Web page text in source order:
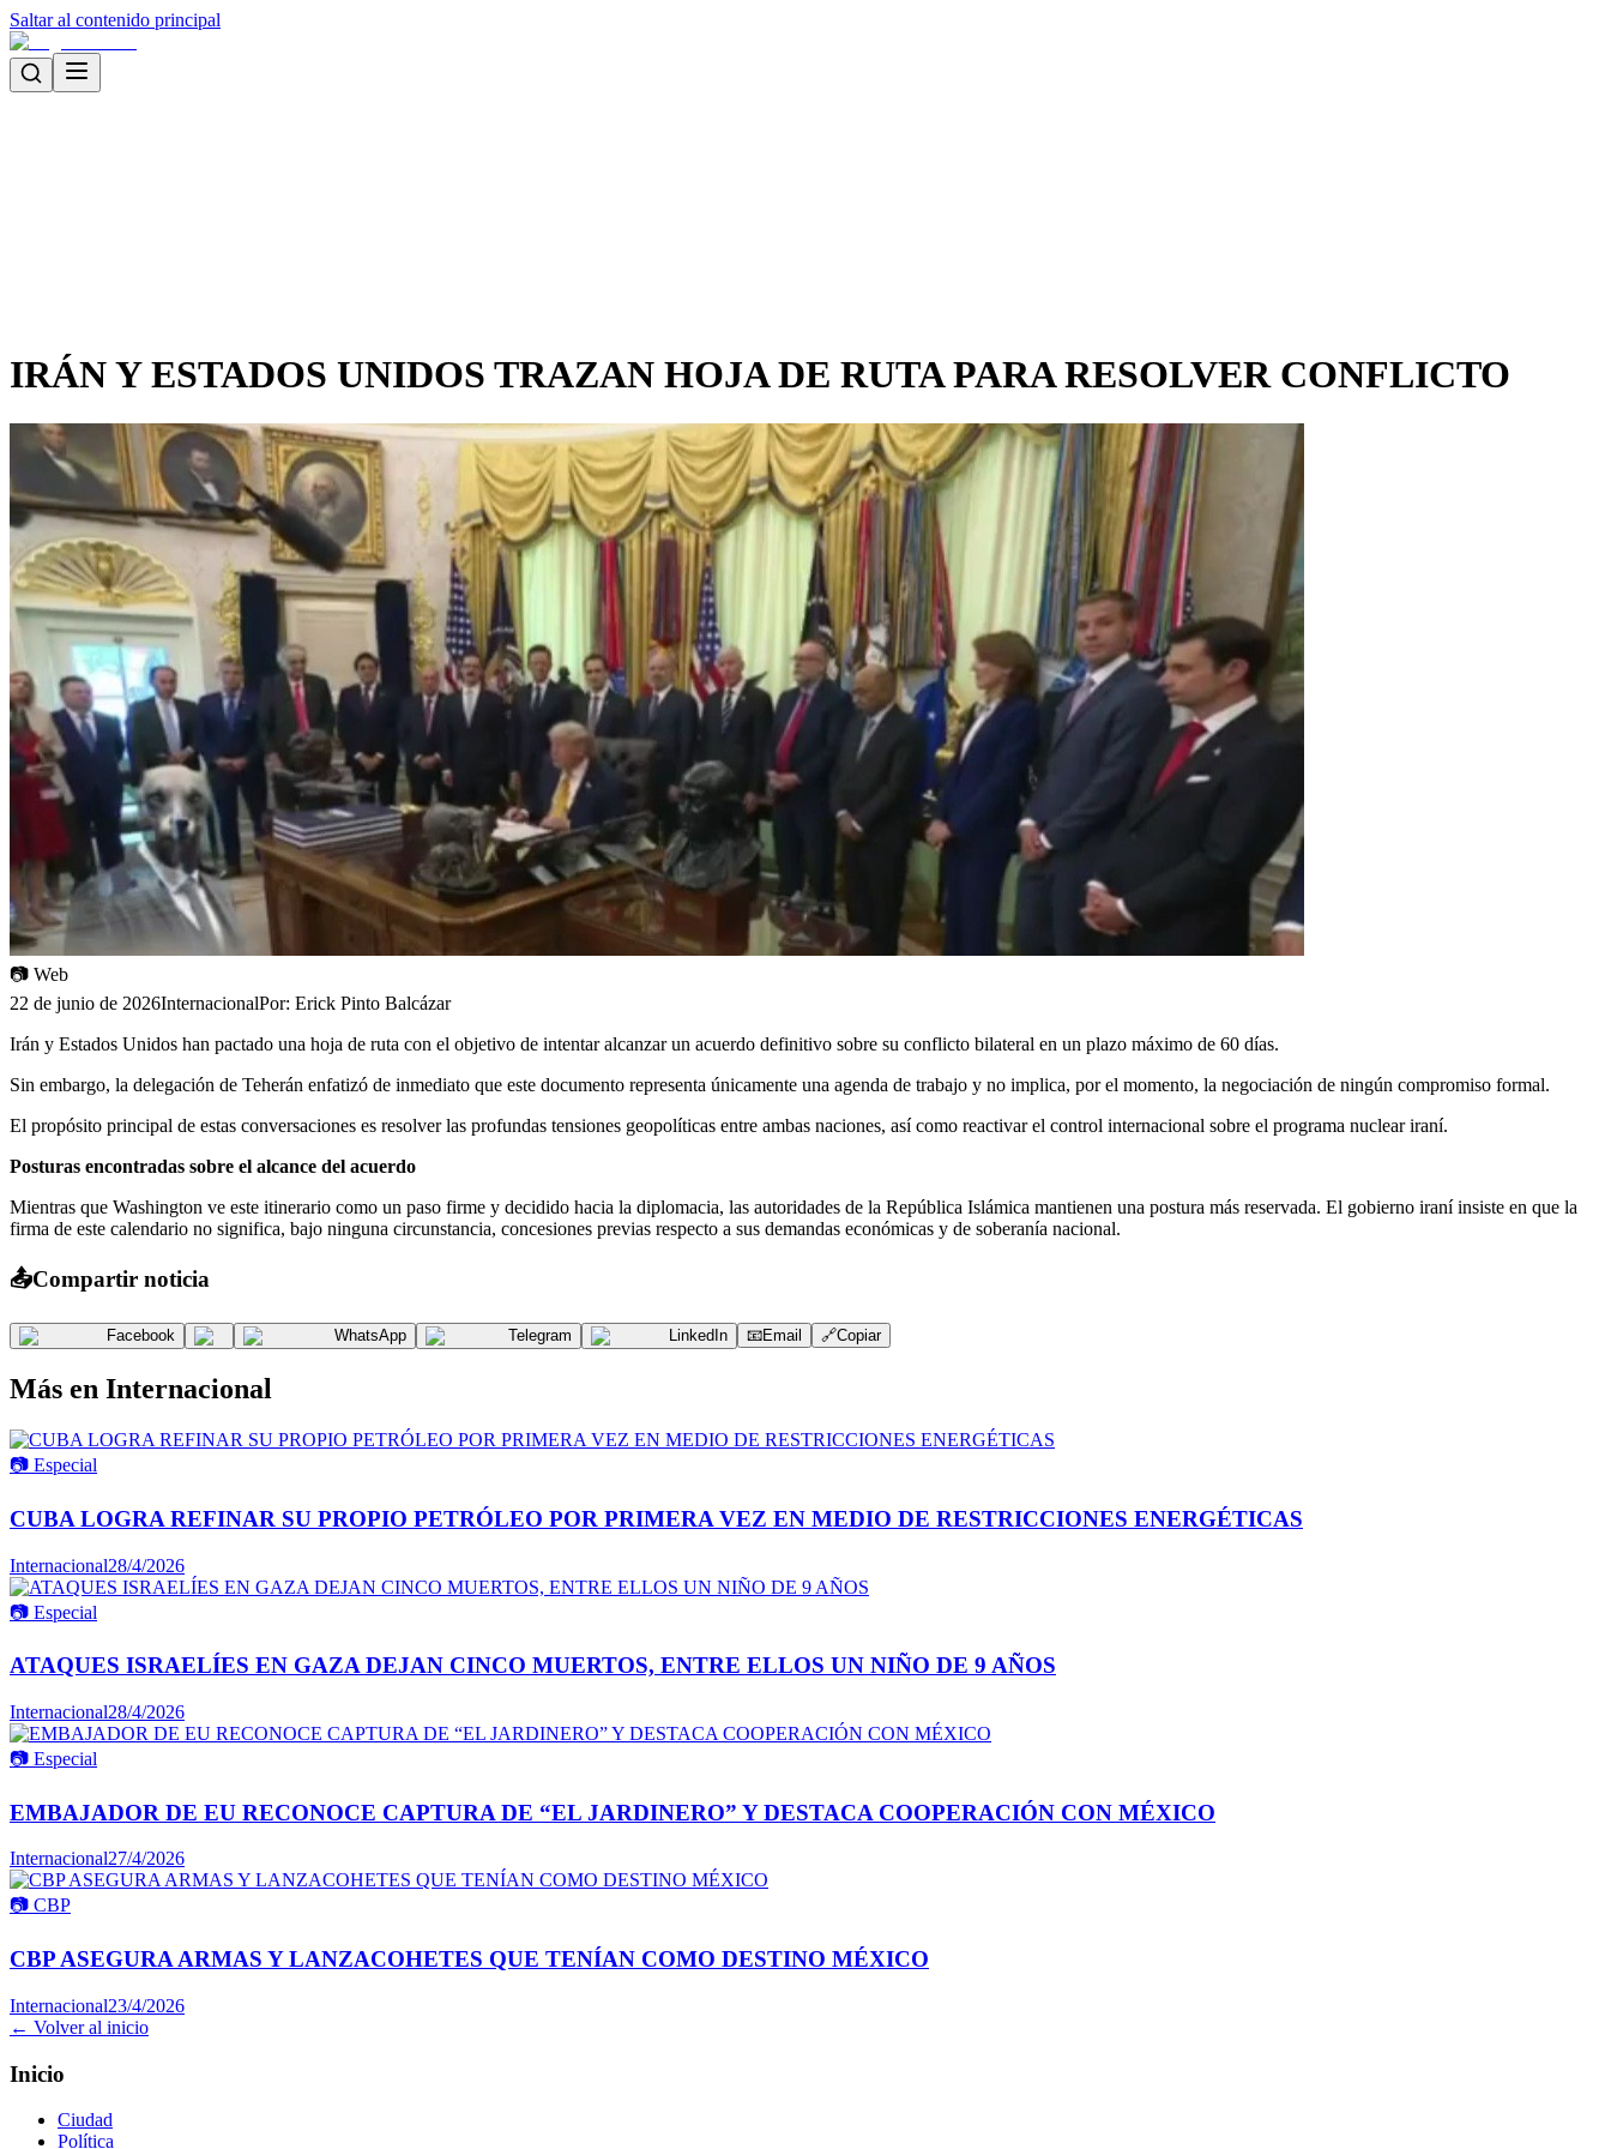
Saltar al contenido principal
IRÁN Y ESTADOS UNIDOS TRAZAN HOJA DE RUTA PARA RESOLVER CONFLICTO
📷 Web
22 de junio de 2026InternacionalPor: Erick Pinto Balcázar
Irán y Estados Unidos han pactado una hoja de ruta con el objetivo de intentar alcanzar un acuerdo definitivo sobre su conflicto bilateral en un plazo máximo de 60 días.
​Sin embargo, la delegación de Teherán enfatizó de inmediato que este documento representa únicamente una agenda de trabajo y no implica, por el momento, la negociación de ningún compromiso formal.
​El propósito principal de estas conversaciones es resolver las profundas tensiones geopolíticas entre ambas naciones, así como reactivar el control internacional sobre el programa nuclear iraní.
Posturas encontradas sobre el alcance del acuerdo
​Mientras que Washington ve este itinerario como un paso firme y decidido hacia la diplomacia, las autoridades de la República Islámica mantienen una postura más reservada. El gobierno iraní insiste en que la
firma de este calendario no significa, bajo ninguna circunstancia, concesiones previas respecto a sus demandas económicas y de soberanía nacional.
📤Compartir noticia
Facebook WhatsApp Telegram LinkedIn 📧Email 🔗Copiar
Más en Internacional
📷 Especial
CUBA LOGRA REFINAR SU PROPIO PETRÓLEO POR PRIMERA VEZ EN MEDIO DE RESTRICCIONES ENERGÉTICAS
Internacional28/4/2026
📷 Especial
ATAQUES ISRAELÍES EN GAZA DEJAN CINCO MUERTOS, ENTRE ELLOS UN NIÑO DE 9 AÑOS
Internacional28/4/2026
📷 Especial
EMBAJADOR DE EU RECONOCE CAPTURA DE “EL JARDINERO” Y DESTACA COOPERACIÓN CON MÉXICO
Internacional27/4/2026
📷 CBP
CBP ASEGURA ARMAS Y LANZACOHETES QUE TENÍAN COMO DESTINO MÉXICO
Internacional23/4/2026
← Volver al inicio
Inicio
Ciudad
Política